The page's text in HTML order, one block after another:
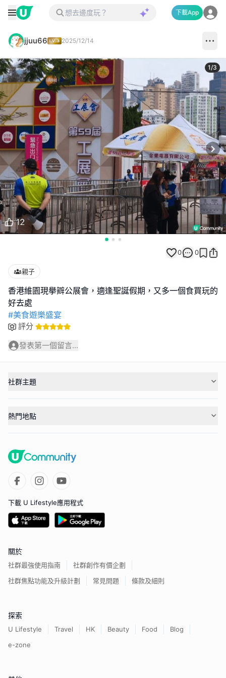
下載App
jjuu66 2025/12/14
1/3
0 0
親子
香港維園現擧辧公展會，適逢聖誕假期，又多一個食買玩的
#美食遊樂盛宴
評分
發表第一個留言...
社群主題
熱門地點
下載 U Lifestyle應用程式
關於
社群最強使用指南
社群創作有價企劃
社群焦點功能及升級計劃
常見問題 條款及細則
探索
U Lifestyle Travel HK Beauty Food
Blog
e-zone